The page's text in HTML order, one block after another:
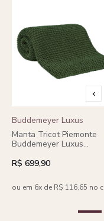
Buddemeyer Luxus
Manta Tricot Piemonte
Buddemeyer Luxus
R$ 699,90
ou em 6x de R$ 116,65 no